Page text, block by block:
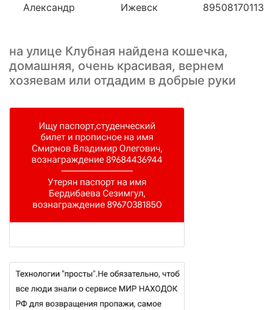
Александр Ижевск 89508170113
на улице Клубная найдена кошечка,
домашняя, очень красивая, вернем
хозяевам или отдадим в добрые руки